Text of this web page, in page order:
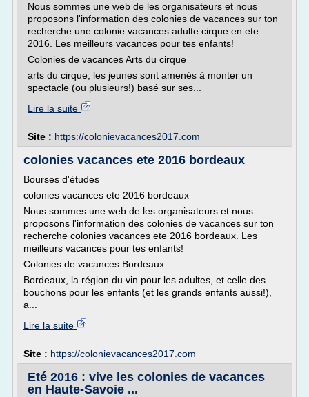
Nous sommes une web de les organisateurs et nous
proposons l'information des colonies de vacances sur ton
recherche une colonie vacances adulte cirque en ete
2016. Les meilleurs vacances pour tes enfants!
Colonies de vacances Arts du cirque
arts du cirque, les jeunes sont amenés à monter un
spectacle (ou plusieurs!) basé sur ses...
Lire la suite
Site : https://colonievacances2017.com
colonies vacances ete 2016 bordeaux
Bourses d'études
colonies vacances ete 2016 bordeaux
Nous sommes une web de les organisateurs et nous
proposons l'information des colonies de vacances sur ton
recherche colonies vacances ete 2016 bordeaux. Les
meilleurs vacances pour tes enfants!
Colonies de vacances Bordeaux
Bordeaux, la région du vin pour les adultes, et celle des
bouchons pour les enfants (et les grands enfants aussi!),
a...
Lire la suite
Site : https://colonievacances2017.com
Eté 2016 : vive les colonies de vacances
en Haute-Savoie ...